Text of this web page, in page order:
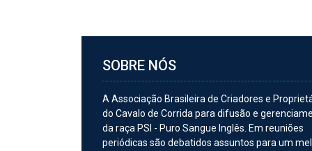
SOBRE NÓS
A Associação Brasileira de Criadores e
do Cavalo de Corrida para difusão e
da raça PSI - Puro Sangue Inglês. Em reuniões
periódicas são debatidos assuntos para um